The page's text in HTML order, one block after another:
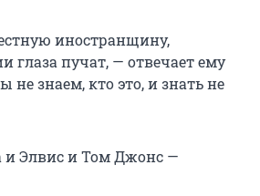
иностранщину,
пучат, — отвечает ему
знаем, кто это, и знать не
и Элвис и Том Джонс —